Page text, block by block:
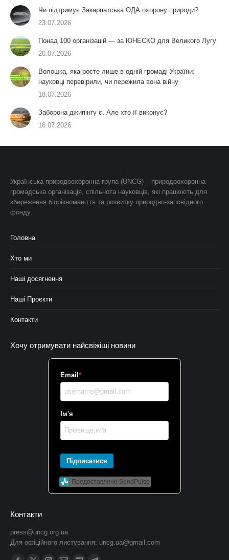
Чи підтримує Закарпатська ОДА охорону природи?
23.07.2026
Понад 100 організацій — за ЮНЕСКО для Великого Лугу
20.07.2026
Волошка, яка росте лише в одній громаді України:
науковці перевірили, чи пережила вона війну
18.07.2026
Заборона джипінгу є. Але хто її виконує?
16.07.2026
Українська природоохоронна група (UNCG) – природоохоронна
громадська організація, спільнота науковців, які працюють для
збереження біорізноманіття та розвитку природно-заповідного
фонду.
Головна
Хто ми
Наші досягнення
Наші Проєкти
Контакти
Хочу отримувати найсвіжіші новини
Email *
Ім'я
Підписатися
Предоставлено SendPulse
Контакти
press@uncg.org.ua
Для офіційного листування: uncg.ua@gmail.com
Find us on: